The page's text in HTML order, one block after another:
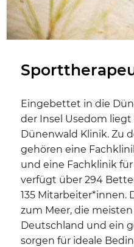
Eingebettet in die
der Insel Usedom liegt
Dünenwald Klinik. Zu
gehören eine
und eine Fachklinik
verfügt über 294
135 Mitarbeiter*innen.
zum Meer, die
Deutschland und ein
sorgen für ideale